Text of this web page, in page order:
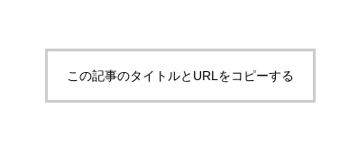
この記事のタイトルとURLをコピーする